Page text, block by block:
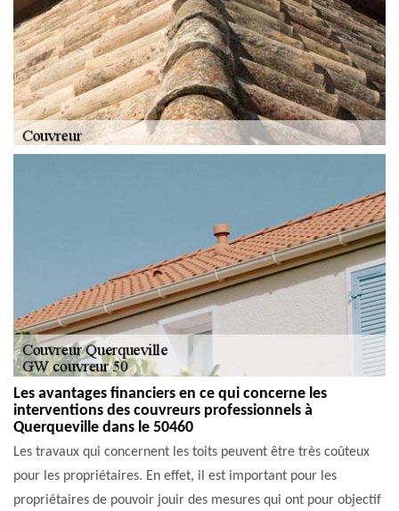
Les avantages financiers en ce qui concerne les
interventions des couvreurs professionnels à
Querqueville dans le 50460
Les travaux qui concernent les toits peuvent être très coûteux
pour les propriétaires. En effet, il est important pour les
propriétaires de pouvoir jouir des mesures qui ont pour objectif